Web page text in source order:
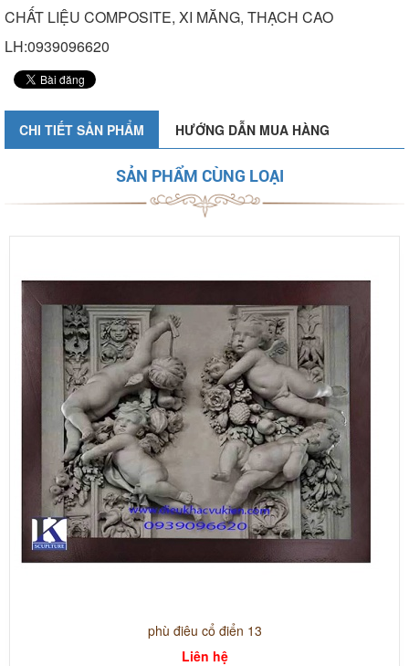
CHẤT LIỆU COMPOSITE, XI MĂNG, THẠCH CAO
LH:0939096620
CHI TIẾT SẢN PHẨM HƯỚNG DẪN MUA HÀNG
SẢN PHẨM CÙNG LOẠI
phù điêu cổ điển 13
Liên hệ